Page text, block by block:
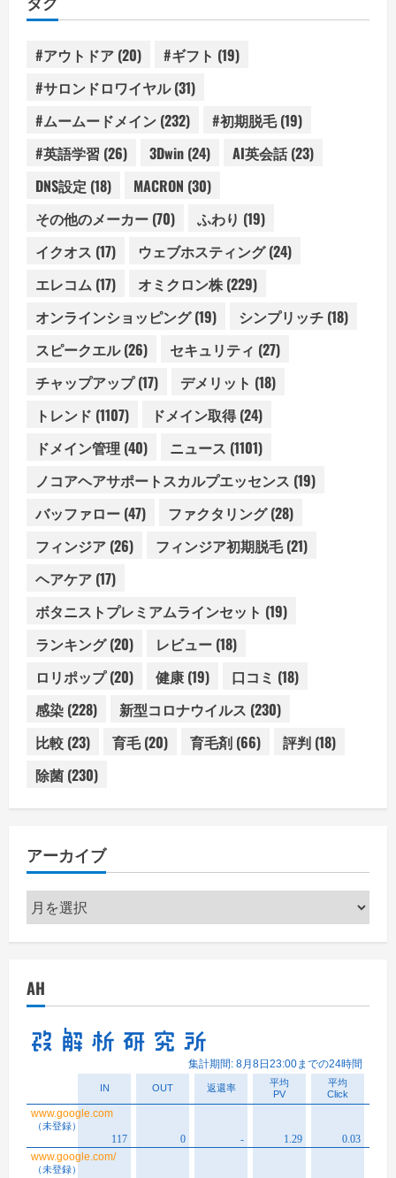
ー
#アウトドア (20) #ギフト (19)
#サロンドロワイヤル(31)
#ムームードメイン (232) #初期脱毛(19)
#英語学習 (26) 3Dwin (24) AI英会話(23)
DNS設定 (18) MACRON (30)
その他のメーカー (70) ふわり (19)
イクオス (17) ウェブホスティング(24)
エレコム (17) オミクロン株 (229)
オンラインショッピング(19) シンプリッチ (18)
スピークエル(26) セキュリティ (27)
チャップアップ(17) デメリット (18)
トレンド (1107) ドメイン取得(24)
ドメイン管理 (40) ニュース (1101)
ノコアヘアサポートスカルプエッセンス (19)
バッファロー (47) ファクタリング(28)
フィンジア (26) フィンジア初期脱毛(21)
ヘアケア (17)
ボタニストプレミアムラインセット (19)
ランキング(20) レビュー (18)
ロリポップ(20) 健康 (19) 口コミ (18)
感染 (228) 新型コロナウイルス (230)
比較 (23) 育毛(20) 育毛剤 (66) 評判 (18)
除菌 (230)
アーカイブ
ア
ー
ブ
AH